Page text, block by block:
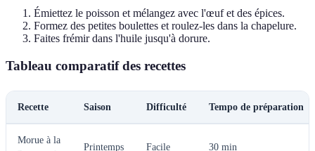
Émiettez le poisson et mélangez avec l'œuf et des épices.
Formez des petites boulettes et roulez-les dans la chapelure.
Faites frémir dans l'huile jusqu'à dorure.
Tableau comparatif des recettes
Recette Saison Difficulté Tempo de préparation
Morue à la
Printemps Facile 30 min